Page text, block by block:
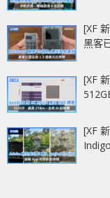
[XF
黑客
[XF
[XF